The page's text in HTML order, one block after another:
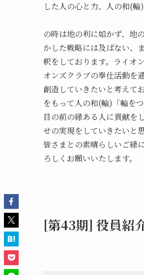
した人の心と力、人
中国戦
の時は地の利に如かず、地
かした戦略には及ばない、
釈をしております。ライオ
オンズクラブの奉仕活動を
創造していきたいと考えて
をもって人の和(輪)「輪を
目の前の縁ある人に貢献を
せの実現をしていきたいと
皆さまとの素晴らしいご縁
ろしくお願いいたします。
[第43期] 役員紹